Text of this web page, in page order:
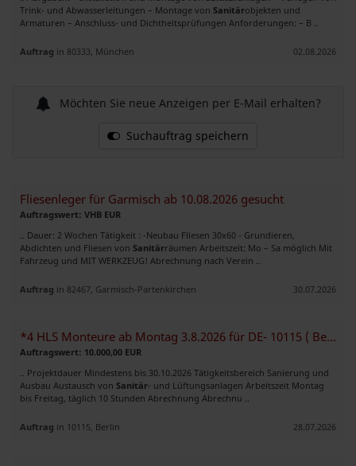
Trink- und Abwasserleitungen – Montage von Sanitärobjekten und
Armaturen – Anschluss- und Dichtheitsprüfungen Anforderungen: – B ..
Auftrag in 80333, München 02.08.2026
Möchten Sie neue Anzeigen per E-Mail erhalten?
Suchauftrag speichern
Fliesenleger für Garmisch ab 10.08.2026 gesucht
Auftragswert: VHB EUR
.. Dauer: 2 Wochen Tätigkeit : -Neubau Fliesen 30x60 - Grundieren,
Abdichten und Fliesen von Sanitärräumen Arbeitszeit: Mo – Sa möglich Mit
Fahrzeug und MIT WERKZEUG! Abrechnung nach Verein ..
Auftrag in 82467, Garmisch-Partenkirchen 30.07.2026
*4 HLS Monteure ab Montag 3.8.2026 für DE- 10115 ( Berlin Mitte ) gesu
Auftragswert: 10.000,00 EUR
.. Projektdauer Mindestens bis 30.10.2026 Tätigkeitsbereich Sanierung und
Ausbau Austausch von Sanitär- und Lüftungsanlagen Arbeitszeit Montag
bis Freitag, täglich 10 Stunden Abrechnung Abrechnu ..
Auftrag in 10115, Berlin 28.07.2026